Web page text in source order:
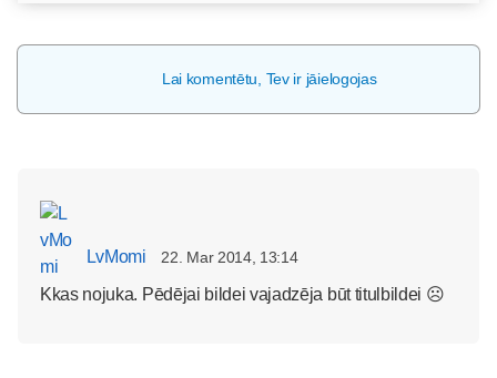
Lai komentētu, Tev ir jāielogojas
LvMomi 22. Mar 2014, 13:14
Kkas nojuka. Pēdējai bildei vajadzēja būt titulbildei ☹